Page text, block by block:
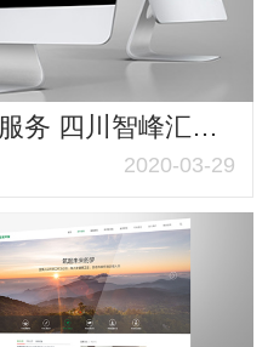
专注建筑一体化工程服务 四川智峰汇尚建设工程有限公司响应式网站 为品牌发声
2020-03-29